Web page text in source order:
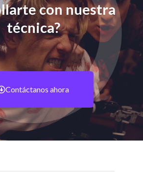
con nuestra
técnica?
Contáctanos ahora